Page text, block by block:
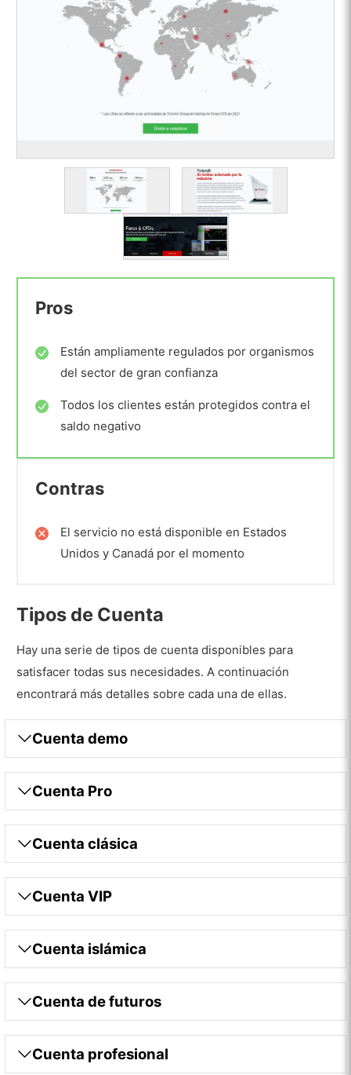
¿Cómo gana dinero Tickmill?
Pros
Están ampliamente regulados por organismos
del sector de gran confianza
Todos los clientes están protegidos contra el
saldo negativo
Contras
El servicio no está disponible en Estados
Unidos y Canadá por el momento
Tipos de Cuenta
Hay una serie de tipos de cuenta disponibles para
satisfacer todas sus necesidades. A continuación
encontrará más detalles sobre cada una de ellas.
Cuenta demo
Cuenta Pro
Cuenta clásica
Cuenta VIP
Cuenta islámica
Cuenta de futuros
Cuenta profesional